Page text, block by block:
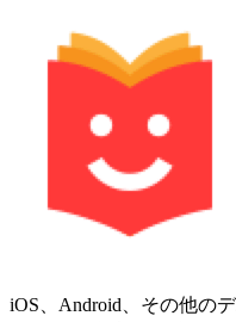
iOS、Android、その他の